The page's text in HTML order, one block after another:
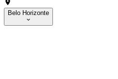
Belo Horizonte